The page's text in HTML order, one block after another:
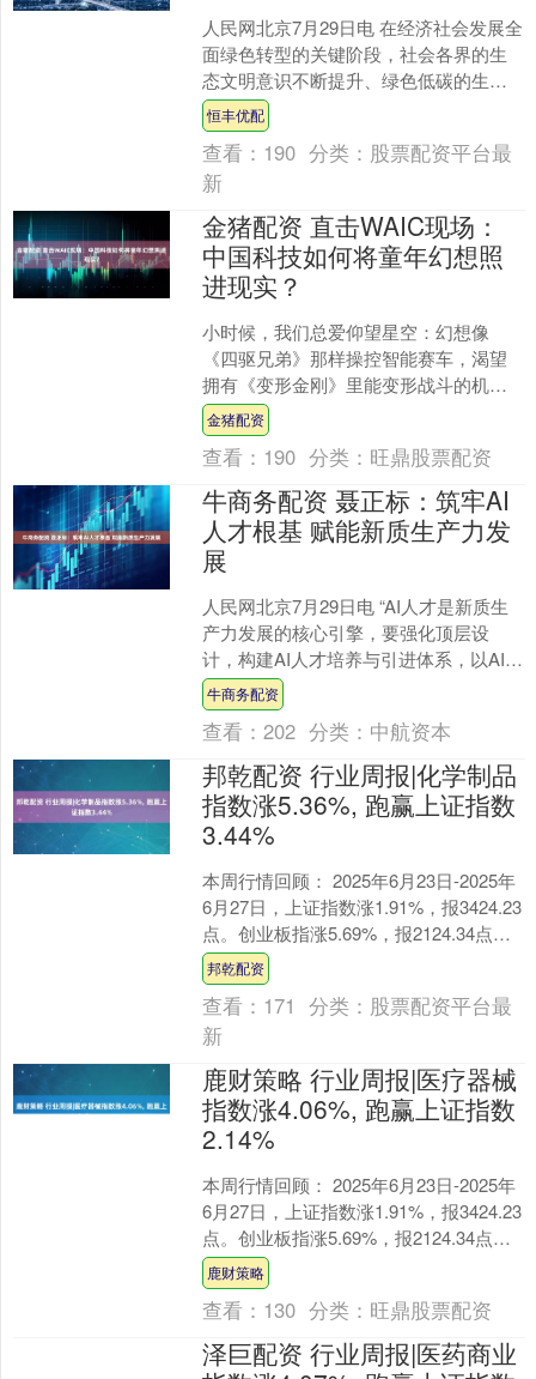
人民网北京7月29日电 在经济社会发展全
面绿色转型的关键阶段，社会各界的生
态文明意识不断提升、绿色低碳的生产
和生活方式深入人心。 当前，围绕如何
激发全社会共同呵....
恒丰优配
查看： 190 分类： 股票配资平台最
新
金猪配资 直击WAIC现场：
中国科技如何将童年幻想照
进现实？
小时候，我们总爱仰望星空：幻想像
《四驱兄弟》那样操控智能赛车，渴望
拥有《变形金刚》里能变形战斗的机械
伙伴，甚至梦想戴上哆啦A梦的竹蜻蜓自
由飞翔。 如今，这些天马....
金猪配资
查看： 190 分类： 旺鼎股票配资
牛商务配资 聂正标：筑牢AI
人才根基 赋能新质生产力发
展
人民网北京7月29日电 “AI人才是新质生
产力发展的核心引擎，要强化顶层设
计，构建AI人才培养与引进体系，以AI技
术驱动训后跟踪，构建人才培养闭
环。”在2025....
牛商务配资
查看：202 分类： 中航资本
邦乾配资 行业周报|化学制品
指数涨5.36%, 跑赢上证指数
3.44%
本周行情回顾： 2025年6月23日-2025年
6月27日，上证指数涨1.91%，报3424.23
点。创业板指涨5.69%，报2124.34点。
深证成指涨3.7....
邦乾配资
查看： 171 分类： 股票配资平台最
新
鹿财策略 行业周报|医疗器械
指数涨4.06%, 跑赢上证指数
2.14%
本周行情回顾： 2025年6月23日-2025年
6月27日，上证指数涨1.91%，报3424.23
点。创业板指涨5.69%，报2124.34点。
深证成指涨3.7....
鹿财策略
查看： 130 分类： 旺鼎股票配资
泽巨配资 行业周报|医药商业